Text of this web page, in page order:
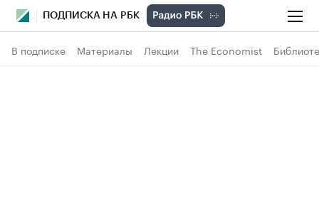
ПОДПИСКА НА РБК
В подписке Материалы Лекции The Economist